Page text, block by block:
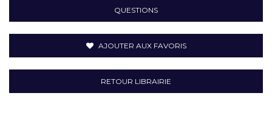
QUESTIONS
AJOUTER AUX FAVORIS
RETOUR LIBRAIRIE